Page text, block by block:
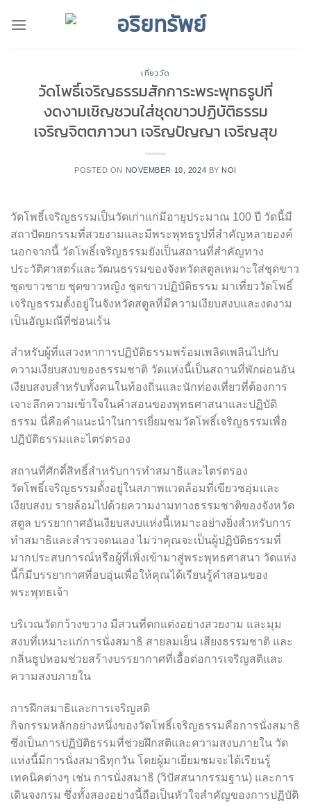
เที่ยววัด
วัดโพธิ์เจริญธรรมสักการะพระพุทธรูปที่
งดงามเชิญชวนใส่ชุดขาวปฏิบัติธรรม
เจริญจิตตภาวนา เจริญปัญญา เจริญสุข
POSTED ON NOVEMBER 10, 2024 BY NOI
วัดโพธิ์เจริญธรรมเป็นวัดเก่าแก่มีอายุประมาณ 100 ปี วัดนี้มี
สถาปัตยกรรมที่สวยงามและมีพระพุทธรูปที่สำคัญหลายองค์
นอกจากนี้ วัดโพธิ์เจริญธรรมยังเป็นสถานที่สำคัญทาง
ประวัติศาสตร์และวัฒนธรรมของจังหวัดสตูลเหมาะใส่ชุดขาว
ชุดขาวชาย ชุดขาวหญิง ชุดขาวปฏิบัติธรรม มาเที่ยววัดโพธิ์
เจริญธรรมตั้งอยู่ในจังหวัดสตูลที่มีความเงียบสงบและงดงาม
เป็นอัญมณีที่ซ่อนเร้น
สำหรับผู้ที่แสวงหาการปฏิบัติธรรมพร้อมเพลิดเพลินไปกับ
ความเงียบสงบของธรรมชาติ วัดแห่งนี้เป็นสถานที่พักผ่อนอัน
เงียบสงบสำหรับทั้งคนในท้องถิ่นและนักท่องเที่ยวที่ต้องการ
เจาะลึกความเข้าใจในคำสอนของพุทธศาสนาและปฏิบัติ
ธรรม นี่คือคำแนะนำในการเยี่ยมชมวัดโพธิ์เจริญธรรมเพื่อ
ปฏิบัติธรรมและไตร่ตรอง
สถานที่ศักดิ์สิทธิ์สำหรับการทำสมาธิและไตร่ตรอง
วัดโพธิ์เจริญธรรมตั้งอยู่ในสภาพแวดล้อมที่เขียวชอุ่มและ
เงียบสงบ รายล้อมไปด้วยความงามทางธรรมชาติของจังหวัด
สตูล บรรยากาศอันเงียบสงบแห่งนี้เหมาะอย่างยิ่งสำหรับการ
ทำสมาธิและสำรวจตนเอง ไม่ว่าคุณจะเป็นผู้ปฏิบัติธรรมที่
มากประสบการณ์หรือผู้ที่เพิ่งเข้ามาสู่พระพุทธศาสนา วัดแห่ง
นี้ก็มีบรรยากาศที่อบอุ่นเพื่อให้คุณได้เรียนรู้คำสอนของ
พระพุทธเจ้า
บริเวณวัดกว้างขวาง มีสวนที่ตกแต่งอย่างสวยงาม และมุม
สงบที่เหมาะแก่การนั่งสมาธิ สายลมเย็น เสียงธรรมชาติ และ
กลิ่นธูปหอมช่วยสร้างบรรยากาศที่เอื้อต่อการเจริญสติและ
ความสงบภายใน
การฝึกสมาธิและการเจริญสติ
กิจกรรมหลักอย่างหนึ่งของวัดโพธิ์เจริญธรรมคือการนั่งสมาธิ
ซึ่งเป็นการปฏิบัติธรรมที่ช่วยฝึกสติและความสงบภายใน วัด
แห่งนี้มีการนั่งสมาธิทุกวัน โดยผู้มาเยี่ยมชมจะได้เรียนรู้
เทคนิคต่างๆ เช่น การนั่งสมาธิ (วิปัสสนากรรมฐาน) และการ
เดินจงกรม ซึ่งทั้งสองอย่างนี้ถือเป็นหัวใจสำคัญของการปฏิบัติ